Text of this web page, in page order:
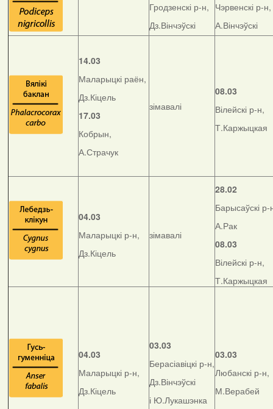
Гродзенскі р-н,
Дз.Вінчэўскі
Чэрвенскі р-н,
А.Вінчэўскі
14.03
Маларыцкі раён,
Дз.Кіцель
17.03
Кобрын,
А.Страчук
зімавалі
08.03
Вілейскі р-н,
Т.Каржыцкая
04.03
Маларыцкі р-н,
Дз.Кіцель
зімавалі
28.02
Барысаўскі р-
А.Рак
08.03
Вілейскі р-н,
Т.Каржыцкая
04.03
Маларыцкі р-н,
Дз.Кіцель
03.03
Берасіавіцкі р-н,
Дз.Вінчэўскі
і Ю.Лукашэнка
03.03
Любанскі р-н,
М.Верабей